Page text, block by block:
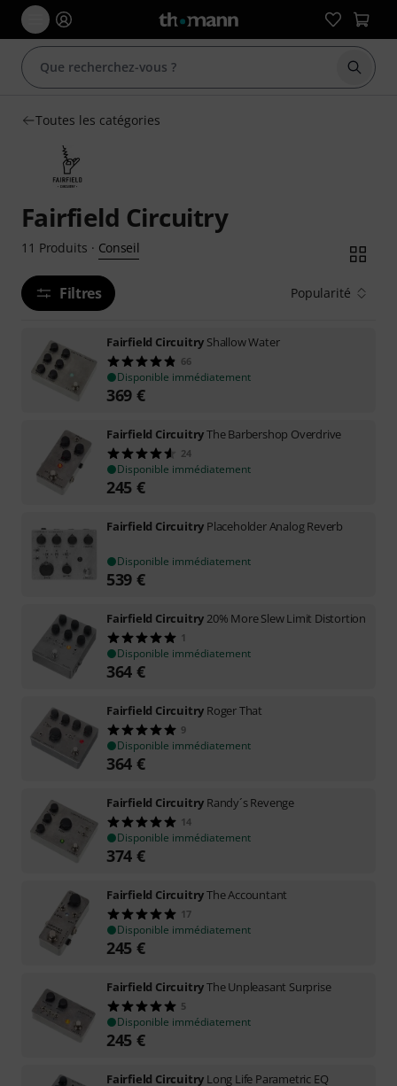
Toutes les catégories
Fairfield Circuitry
11 Produits · Conseil
Filtres Popularité
Fairfield Circuitry Shallow Water
66
Disponible immédiatement
369 €
Fairfield CircuitryThe Barbershop Overdrive
24
Disponible immédiatement
245 €
Fairfield Circuitry Placeholder Analog Reverb
Disponible immédiatement
539 €
Fairfield Circuitry 20% More Slew Limit Distortion
1
Disponible immédiatement
364 €
Fairfield Circuitry Roger That
9
Disponible immédiatement
364 €
Fairfield Circuitry Randy´s Revenge
14
Disponible immédiatement
374 €
Fairfield CircuitryThe Accountant
17
Disponible immédiatement
245 €
Fairfield CircuitryThe Unpleasant Surprise
5
Disponible immédiatement
245 €
Fairfield Circuitry Long Life Parametric EQ